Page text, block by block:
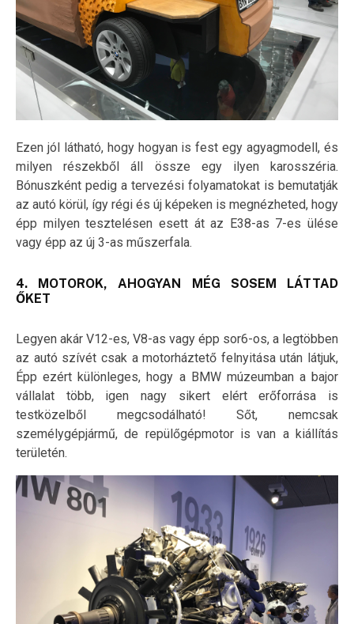
Ezen jól látható, hogy hogyan is fest egy agyagmodell, és
milyen részekből áll össze egy ilyen karosszéria.
Bónuszként pedig a tervezési folyamatokat is bemutatják
az autó körül, így régi és új képeken is megnézheted, hogy
épp milyen tesztelésen esett át az E38-as 7-es ülése
vagy épp az új 3-as műszerfala.
4. MOTOROK, AHOGYAN MÉG SOSEM LÁTTAD
ŐKET
Legyen akár V12-es, V8-as vagy épp sor6-os, a legtöbben
az autó szívét csak a motorháztető felnyitása után látjuk,
Épp ezért különleges, hogy a BMW múzeumban a bajor
vállalat több, igen nagy sikert elért erőforrása is
testközelből megcsodálható! Sőt, nemcsak
személygépjármű, de repülőgépmotor is van a kiállítás
területén.